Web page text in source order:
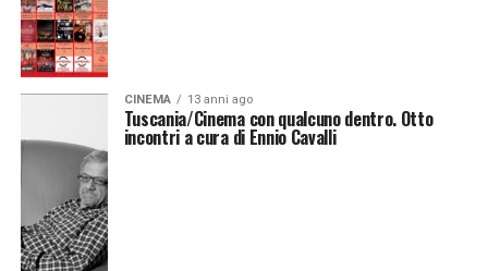
CINEMA 13 anni ago
Tuscania/Cinema con qualcuno dentro. Otto
incontri a cura di Ennio Cavalli